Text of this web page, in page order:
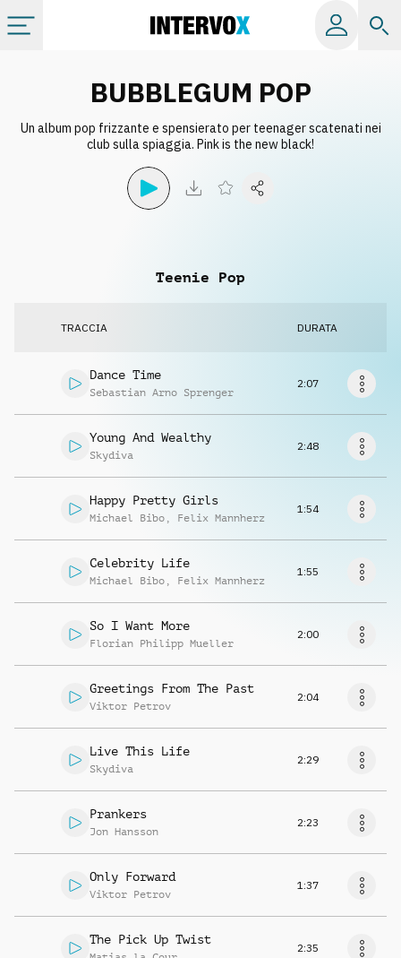
Album
BUBBLEGUM POP
Un album pop frizzante e spensierato per teenager scatenati nei
club sulla spiaggia. Pink is the new black!
Teenie Pop
TRACCIA DURATA
Dance Time
Sebastian Arno Sprenger
2:07
Young And Wealthy
Skydiva
2:48
Happy Pretty Girls
Michael Bibo , Felix Mannherz
1:54
Celebrity Life
Michael Bibo , Felix Mannherz
1:55
So I Want More
Florian Philipp Mueller
2:00
Greetings From The Past
Viktor Petrov
2:04
Live This Life
Skydiva
2:29
Prankers
Jon Hansson
2:23
Only Forward
Viktor Petrov
1:37
The Pick Up Twist
2:35